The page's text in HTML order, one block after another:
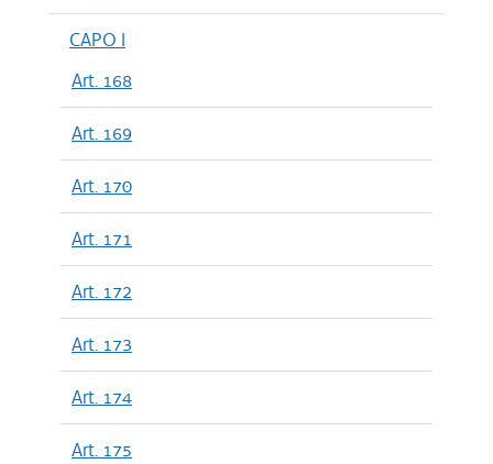
CAPO I
Art. 168
Art. 169
Art. 170
Art. 171
Art. 172
Art. 173
Art. 174
Art. 175